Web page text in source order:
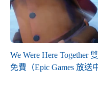
We Were Here Together
免費（Epic Games 放送